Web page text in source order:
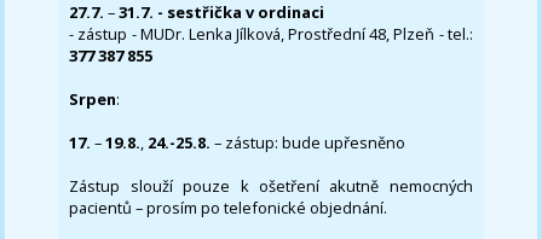
27.7.–31.7. - sestřička v ordinaci
- zástup - MUDr. Lenka Jílková, Prostřední 48, Plzeň - tel.:
377 387 855
Srpen:
17. –19.8., 24.-25.8. – zástup: bude upřesněno
Zástup slouží pouze k ošetření akutně nemocných
pacientů – prosím po telefonické objednání.